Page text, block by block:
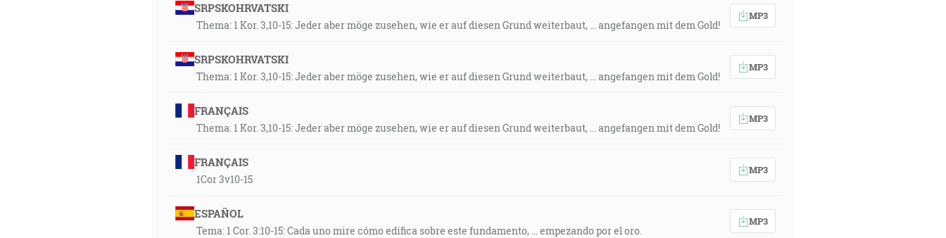
SRPSKOHRVATSKI
Thema: 1 Kor. 3,10-15: Jeder aber möge zusehen, wie er auf diesen Grund weiterbaut, ... angefangen mit dem Gold!
MP3
SRPSKOHRVATSKI
Thema: 1 Kor. 3,10-15: Jeder aber möge zusehen, wie er auf diesen Grund weiterbaut, ... angefangen mit dem Gold!
MP3
FRANÇAIS
Thema: 1 Kor. 3,10-15: Jeder aber möge zusehen, wie er auf diesen Grund weiterbaut, ... angefangen mit dem Gold!
MP3
FRANÇAIS
1Cor 3v10-15
MP3
ESPAÑOL
Tema: 1 Cor. 3:10-15: Cada uno mire cómo edifica sobre este fundamento, ... empezando por el oro.
MP3